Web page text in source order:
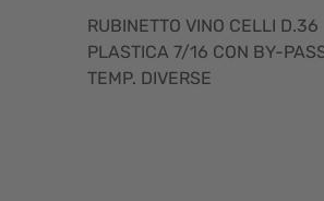
RUBINETTO VINO CELLI D.36
PLASTICA 7/16 CON BY-PASS PER
TEMP. DIVERSE